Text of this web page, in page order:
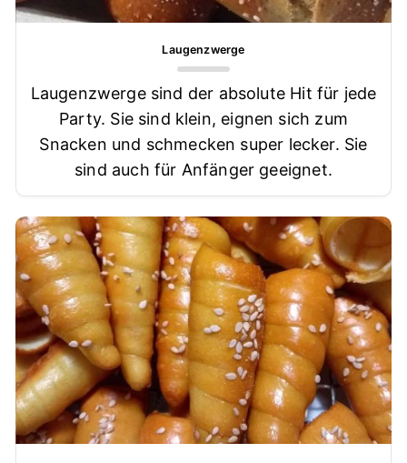
Laugenzwerge
Laugenzwerge sind der absolute Hit für jede
Party. Sie sind klein, eignen sich zum
Snacken und schmecken super lecker. Sie
sind auch für Anfänger geeignet.